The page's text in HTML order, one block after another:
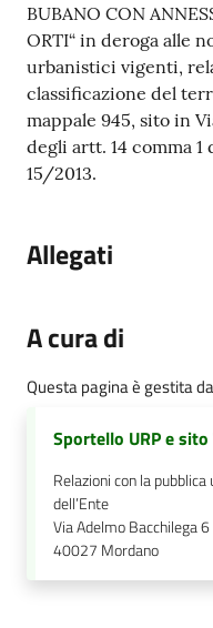
BUBANO CON
ORTI“ in deroga alle
urbanistici vigenti,
classificazione del
mappale 945, sito in
degli artt. 14 comma 1
15/2013.
Allegati
A cura di
Questa pagina è gestita da
Sportello URP e sito
Relazioni con la
dell’Ente
Via Adelmo Bacchilega 6
40027 Mordano